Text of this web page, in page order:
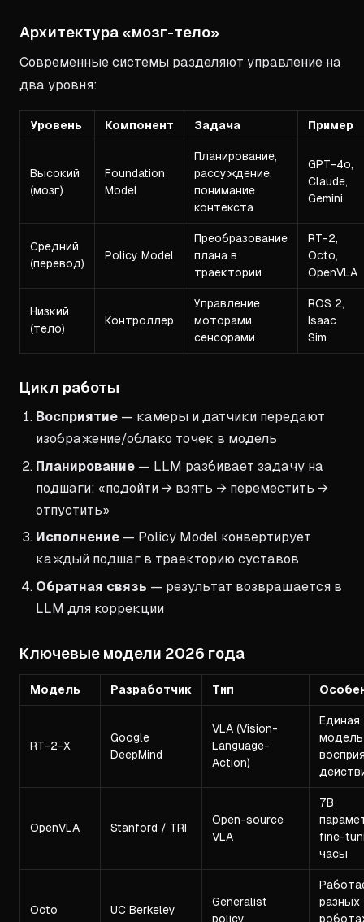
Архитектура «мозг-тело»
Современные системы разделяют управление на
два уровня:
Уровень Компонент Задача Пример
Высокий
(мозг)
Foundation
Model
Планирование,
рассуждение,
понимание
контекста
GPT-4o,
Claude,
Gemini
Средний
(перевод)
Policy Model
Преобразование
плана в
траектории
RT-2,
Octo,
OpenVLA
Низкий
(тело)
Контроллер
Управление
моторами,
сенсорами
ROS 2,
Isaac
Sim
Цикл работы
Восприятие — камеры и датчики передают
изображение/облако точек в модель
Планирование — LLM разбивает задачу на
подшаги: «подойти → взять → переместить →
отпустить»
Исполнение — Policy Model конвертирует
каждый подшаг в траекторию суставов
Обратная связь — результат возвращается в
LLM для коррекции
Ключевые модели 2026 года
Модель Разработчик Тип
RT-2-X
Google
DeepMind
VLA (Vision-
Language-
Action)
Единая
OpenVLA Stanford / TRI
Open-source
VLA
7B
fine-
часы
Octo UC Berkeley
Generalist
policy
разных